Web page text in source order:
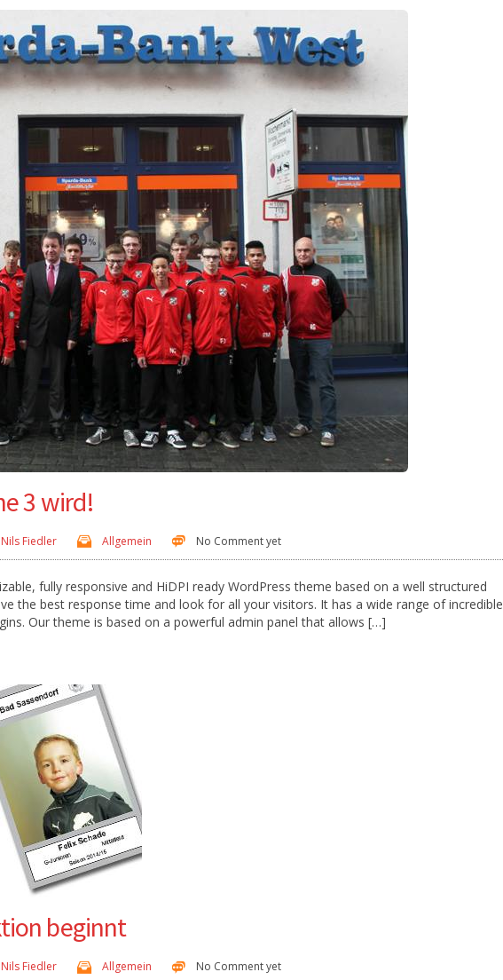
3 wird!
Nils Fiedler Allgemein No Comment yet
fully responsive and HiDPI ready WordPress theme based on a well structured
the best response time and look for all your visitors. It has a wide range of incredible
Our theme is based on a powerful admin panel that allows […]
beginnt
Nils Fiedler Allgemein No Comment yet